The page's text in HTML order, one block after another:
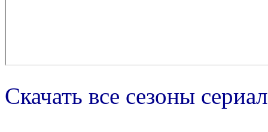
Скачать все сезоны